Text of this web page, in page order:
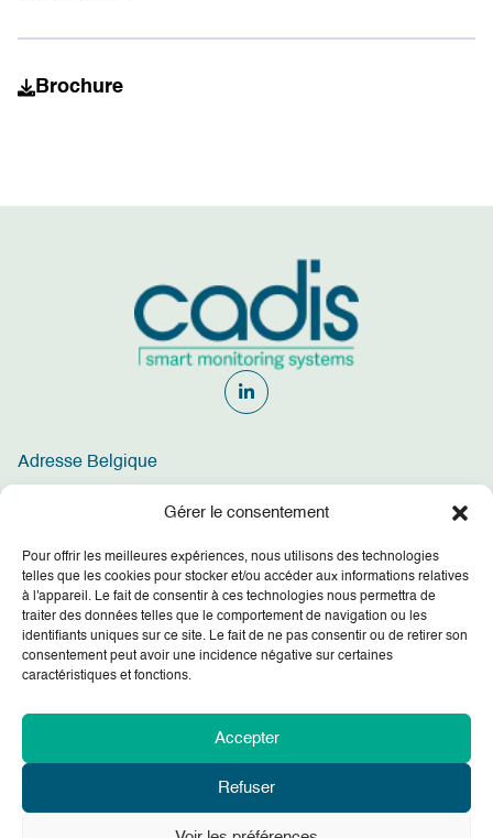
Gérer le consentement
Pour offrir les meilleures expériences, nous utilisons des technologies
telles que les cookies pour stocker et/ou accéder aux informations relatives
à l'appareil. Le fait de consentir à ces technologies nous permettra de
traiter des données telles que le comportement de navigation ou les
identifiants uniques sur ce site. Le fait de ne pas consentir ou de retirer son
consentement peut avoir une incidence négative sur certaines
caractéristiques et fonctions.
Accepter
Refuser
Brochure
Adresse Belgique
Cadis, Satenrozen 6A/unit 21-23, 2550 Kontich, Belgium
BE0457516534
Adresse Pays-Bas
+31 20 369 43 50
Kingsfordweg 151, Amsterdam, Pays-Bas